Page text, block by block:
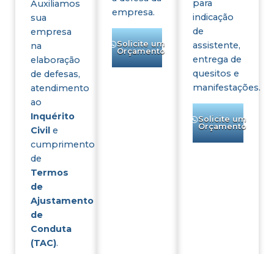
Auxiliamos
sua
empresa
na
elaboração
de defesas,
atendimento
ao
Inquérito
Civil e
cumprimento
de
Termos
de
Ajustamento
de
Conduta
(TAC).
empresa.
Solicite um
Orçamento
para
indicação
de
assistente,
entrega de
quesitos e
manifestações.
Solicite um
Orçamento